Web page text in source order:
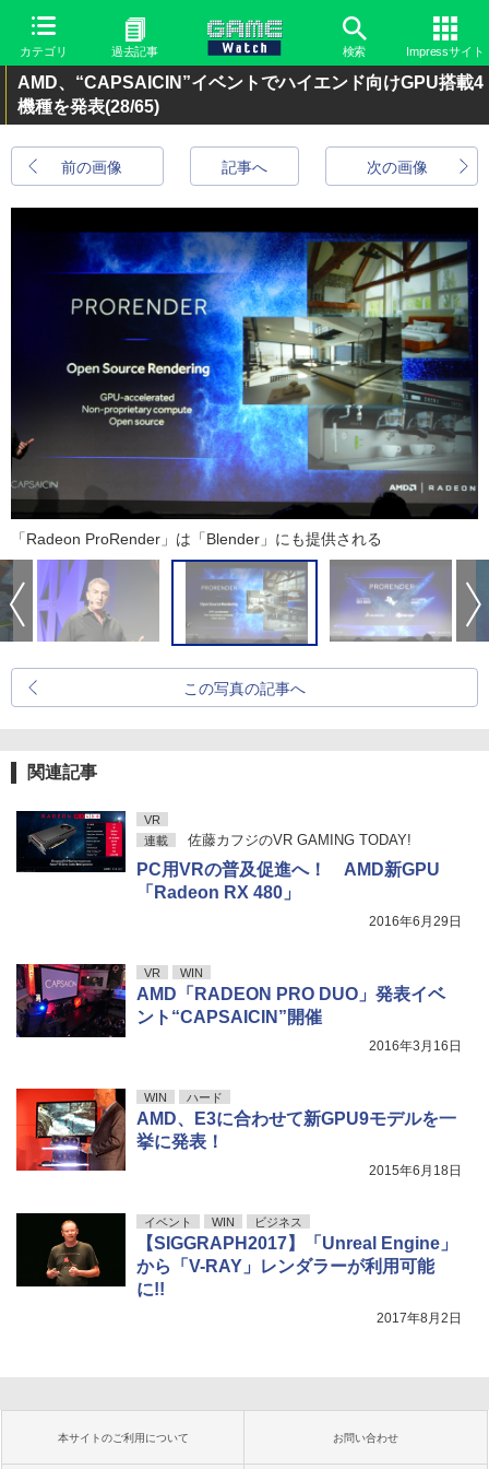
カテゴリ 過去記事 検索 Impressサイト
AMD、“CAPSAICIN”イベントでハイエンド向けGPU搭載4
機種を発表(28/65)
前の画像 次の画像
記事へ
「Radeon ProRender」は「Blender」にも提供される
この写真の記事へ
関連記事
VR
連載
佐藤カフジのVR GAMING TODAY!
PC用VRの普及促進へ！ AMD新GPU
「Radeon RX 480」
2016年6月29日
VR WIN
AMD「RADEON PRO DUO」発表イベ
ント“CAPSAICIN”開催
2016年3月16日
WIN ハード
AMD、E3に合わせて新GPU9モデルを一
挙に発表！
2015年6月18日
イベント WIN ビジネス
【SIGGRAPH2017】「Unreal Engine」
から「V-RAY」レンダラーが利用可能
に!!
2017年8月2日
本サイトのご利用について お問い合わせ